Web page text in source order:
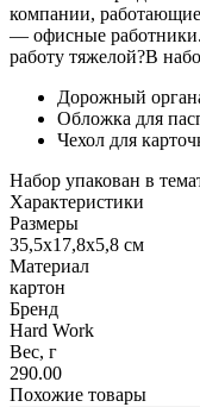
компании,
— офисные
работу тяжелой?В
Дорожный
Обложка для
Чехол для
Набор упакован в
Характеристики
Размеры
35,5х17,8х5,8 см
Материал
картон
Бренд
Hard Work
Вес, г
290.00
Похожие товары